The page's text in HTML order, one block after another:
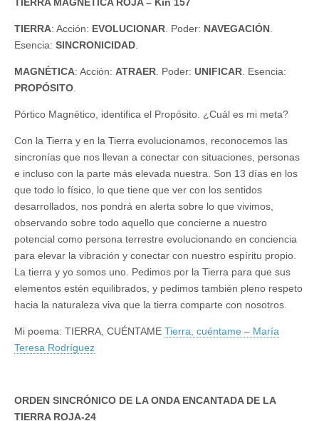
TIERRA: Acción: EVOLUCIONAR . Poder: NAVEGACIÓN
Esencia: SINCRONICIDAD
MAGNÉTICA: Acción: ATRAER . Poder: UNIFICAR . Esencia:
PROPÓSITO
Pórtico Magnético, identifica el Propósito. ¿Cuál es mi meta?
Con la Tierra y en la Tierra evolucionamos, reconocemos las
sincronías que nos llevan a conectar con situaciones, personas
e incluso con la parte más elevada nuestra. Son 13 días en los
que todo lo físico, lo que tiene que ver con los sentidos
desarrollados, nos pondrá en alerta sobre lo que vivimos,
observando sobre todo aquello que concierne a nuestro
potencial como persona terrestre evolucionando en conciencia
para elevar la vibración y conectar con nuestro espíritu propio.
La tierra y yo somos uno. Pedimos por la Tierra para que sus
elementos estén equilibrados, y pedimos también pleno respeto
hacia la naturaleza viva que la tierra comparte con nosotros.
Mi poema: TIERRA, CUÉNTAME Tierra, cuéntame – María
Teresa Rodríguez
ORDEN SINCRÓNICO DE LA ONDA ENCANTADA DE LA
TIERRA ROJA-24